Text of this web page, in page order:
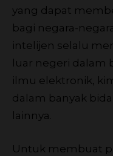
yang dapat
bagi negara-
intelijen selalu
luar negeri dalam
ilmu elektronik,
dalam banyak
lainnya.
Untuk membuat